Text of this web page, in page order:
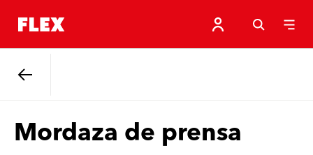
Mordaza de prensa